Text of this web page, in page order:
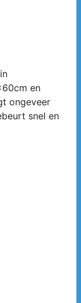
en
ongeveer
snel en